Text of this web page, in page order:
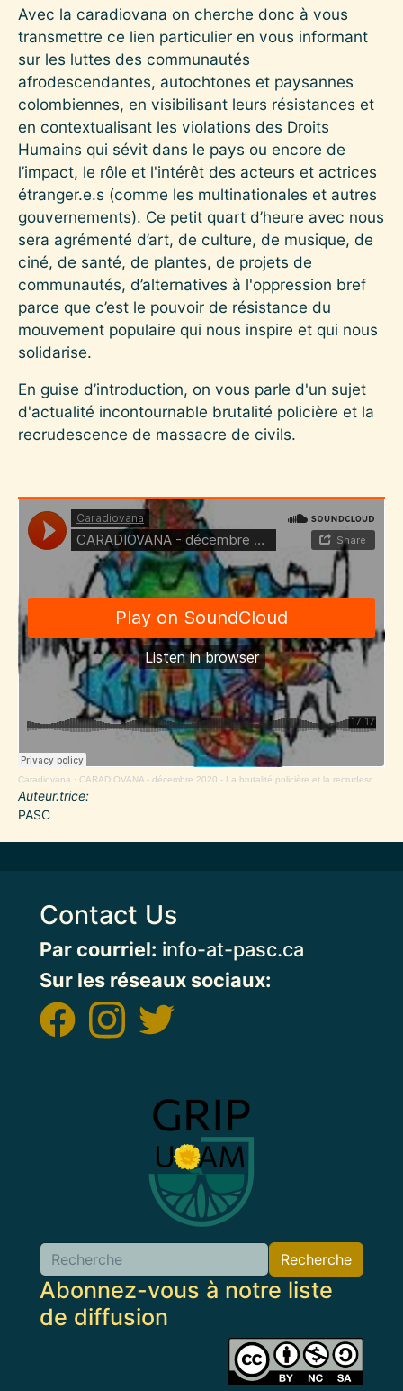
Avec la caradiovana on cherche donc à vous
transmettre ce lien particulier en vous informant
sur les luttes des communautés
afrodescendantes, autochtones et paysannes
colombiennes, en visibilisant leurs résistances et
en contextualisant les violations des Droits
Humains qui sévit dans le pays ou encore de
l’impact, le rôle et l'intérêt des acteurs et actrices
étranger.e.s (comme les multinationales et autres
gouvernements). Ce petit quart d’heure avec nous
sera agrémenté d’art, de culture, de musique, de
ciné, de santé, de plantes, de projets de
communautés, d’alternatives à l'oppression bref
parce que c’est le pouvoir de résistance du
mouvement populaire qui nous inspire et qui nous
solidarise.
En guise d’introduction, on vous parle d'un sujet
d'actualité incontournable brutalité policière et la
recrudescence de massacre de civils.
Caradiovana · CARADIOVANA - décembre 2020 - La brutalité policière et la recrudescence des massacres de civil.e.s.
Auteur.trice
PASC
Contact Us
Par courriel: info-at-pasc.ca
Sur les réseaux sociaux:
Recherche
Abonnez-vous à notre liste
de diffusion